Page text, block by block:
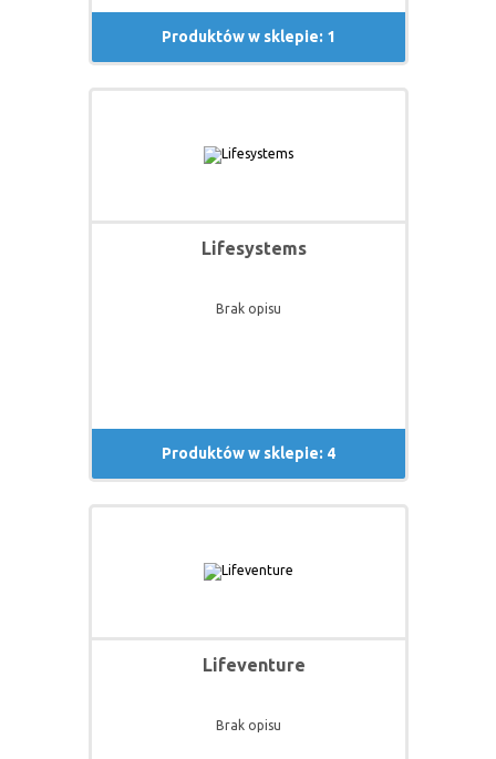
Produktów w sklepie: 1
Lifesystems
Brak opisu
Produktów w sklepie: 4
Lifeventure
Brak opisu